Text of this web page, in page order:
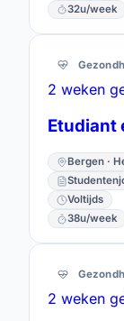
32u/week
2 weken
Etudiant en soins
Voltijds
38u/week
2 weken